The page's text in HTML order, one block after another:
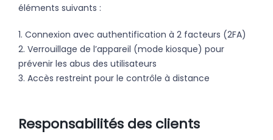
éléments suivants :
1. Connexion avec authentification à 2 facteurs (2FA)
2. Verrouillage de l’appareil (mode kiosque) pour
prévenir les abus des utilisateurs
3. Accès restreint pour le contrôle à distance
Responsabilités des clients